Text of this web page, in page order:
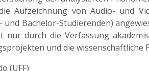
Aufzeichnung von Audio- und
Bachelor-Studierenden)
durch die Verfassung
und die wissenschaftliche
(UFF)